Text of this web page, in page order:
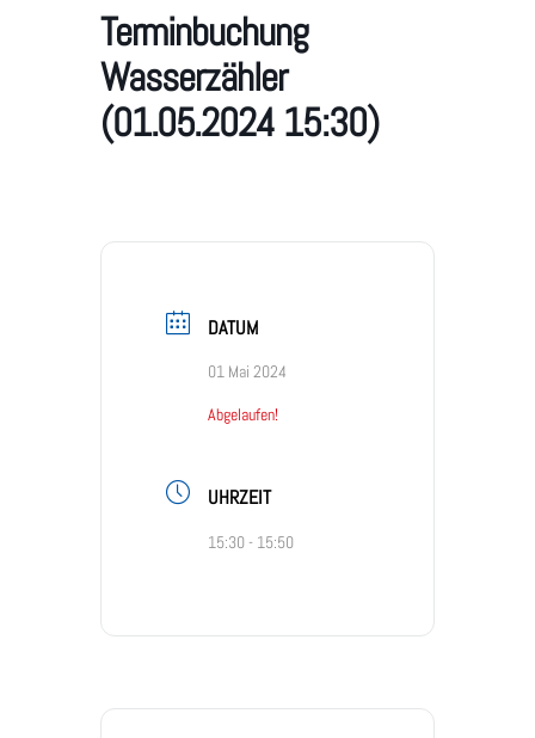
Terminbuchung
Wasserzähler
(01.05.2024 15:30)
DATUM
01 Mai 2024
Abgelaufen!
UHRZEIT
15:30 - 15:50